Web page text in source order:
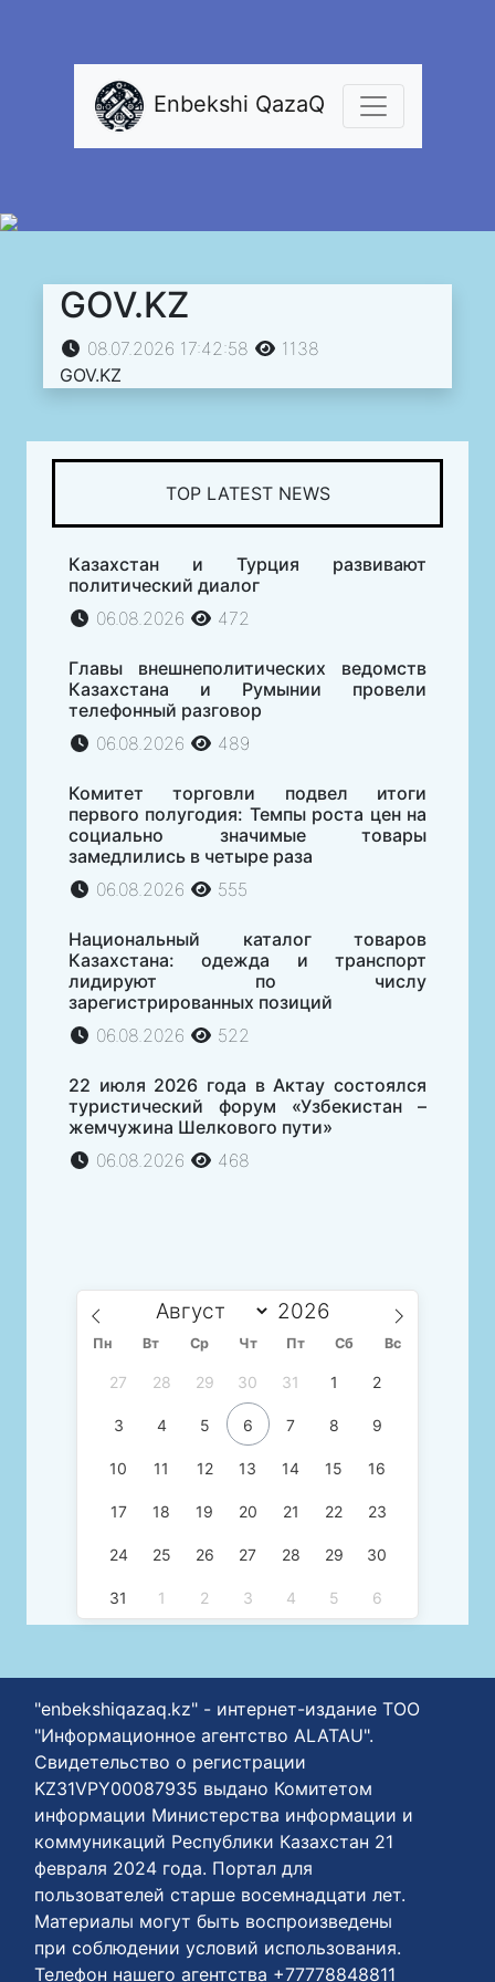
Enbekshi QazaQ
GOV.KZ
08.07.2026 17:42:58
1138
GOV.KZ
TOP LATEST NEWS
Казахстан и Турция развивают
политический диалог
06.08.2026
472
Главы внешнеполитических ведомств
Казахстана и Румынии провели
телефонный разговор
06.08.2026
489
Комитет торговли подвел итоги
первого полугодия: Темпы роста цен на
социально значимые товары
замедлились в четыре раза
06.08.2026
555
Национальный каталог товаров
Казахстана: одежда и транспорт
лидируют по числу
зарегистрированных позиций
06.08.2026
522
22 июля 2026 года в Актау состоялся
туристический форум «Узбекистан –
жемчужина Шелкового пути»
06.08.2026
468
Пн Вт Ср Чт Пт Сб Вс
27 28 29 30 31 1 2
3 4 5 6 7 8 9
10 11 12 13 14 15 16
17 18 19 20 21 22 23
24 25 26 27 28 29 30
31 1 2 3 4 5 6
"enbekshiqazaq.kz" - интернет-издание ТОО
"Информационное агентство ALATAU".
Свидетельство о регистрации
KZ31VPY00087935 выдано Комитетом
информации Министерства информации и
коммуникаций Республики Казахстан 21
февраля 2024 года. Портал для
пользователей старше восемнадцати лет.
Материалы могут быть воспроизведены
при соблюдении условий использования.
Телефон нашего агентства +77778848811